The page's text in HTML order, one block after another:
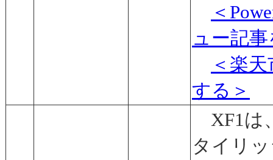
＜
ュー記
＜楽
する＞
XF1は
タイリ